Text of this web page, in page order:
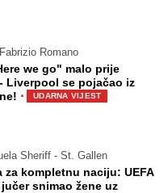
Romano
we go" malo prije
Liverpool se pojačao iz
· UDARNA VIJEST
Sheriff - St. Gallen
za kompletnu naciju: UEFA
snimao žene uz